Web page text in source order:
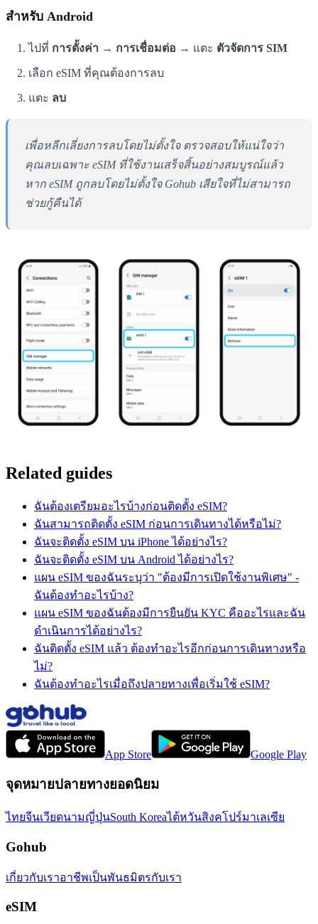
สำหรับ Android
ไปที่ การตั้งค่า → การเชื่อมต่อ → แตะ ตัวจัดการ SIM
เลือก eSIM ที่คุณต้องการลบ
แตะ ลบ
เพื่อหลีกเลี่ยงการลบโดยไม่ตั้งใจ ตรวจสอบให้แน่ใจว่า
คุณลบเฉพาะ eSIM ที่ใช้งานเสร็จสิ้นอย่างสมบูรณ์แล้ว
หาก eSIM ถูกลบโดยไม่ตั้งใจ Gohub เสียใจที่ไม่สามารถ
ช่วยกู้คืนได้
Related guides
ฉันต้องเตรียมอะไรบ้างก่อนติดตั้ง eSIM?
ฉันสามารถติดตั้ง eSIM ก่อนการเดินทางได้หรือไม่?
ฉันจะติดตั้ง eSIM บน iPhone ได้อย่างไร?
ฉันจะติดตั้ง eSIM บน Android ได้อย่างไร?
แผน eSIM ของฉันระบุว่า "ต้องมีการเปิดใช้งานพิเศษ" -
ฉันต้องทำอะไรบ้าง?
แผน eSIM ของฉันต้องมีการยืนยัน KYC คืออะไรและฉัน
ดำเนินการได้อย่างไร?
ฉันติดตั้ง eSIM แล้ว ต้องทำอะไรอีกก่อนการเดินทางหรือ
ไม่?
ฉันต้องทำอะไรเมื่อถึงปลายทางเพื่อเริ่มใช้ eSIM?
App Store Google Play
จุดหมายปลายทางยอดนิยม
ไทยจีนเวียดนามญี่ปุ่นSouth Koreaไต้หวันสิงคโปร์มาเลเซีย
Gohub
เกี่ยวกับเราอาชีพเป็นพันธมิตรกับเรา
eSIM